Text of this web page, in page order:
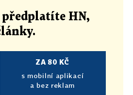
předplatíte HN,
.
ZA 80 KČ
s mobilní aplikací
a bez reklam